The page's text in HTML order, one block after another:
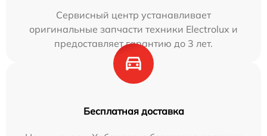
Сервисный центр устанавливает
оригинальные запчасти техники Electrolux и
предоставляет гарантию до 3 лет.
Бесплатная доставка